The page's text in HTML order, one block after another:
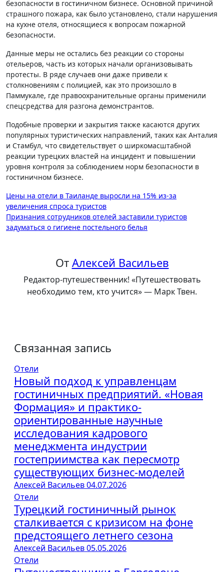
безопасности в гостиничном бизнесе. Основной причиной
страшного пожара, как было установлено, стали нарушения
на кухне отеля, относящиеся к вопросам пожарной
безопасности.
Данные меры не остались без реакции со стороны
отельеров, часть из которых начали организовывать
протесты. В ряде случаев они даже привели к
столкновениям с полицией, как это произошло в
Паммукале, где правоохранительные органы применили
спецсредства для разгона демонстрантов.
Подобные проверки и закрытия также касаются других
популярных туристических направлений, таких как Анталия
и Стамбул, что свидетельствует о ширкомасштабной
реакции турецких властей на инцидент и повышении
уровня контроля за соблюдением норм безопасности в
гостиничном бизнесе.
Навигация
по
записям
Цены на отели в Таиланде выросли на 15% из-за
увеличения спроса туристов
Признания сотрудников отелей заставили туристов
задуматься о гигиене постельного белья
От Алексей Васильев
Редактор-путешественник! «Путешествовать
необходимо тем, кто учится» — Марк Твен.
Связанная запись
Отели
Новый подход к управленцам
гостиничных предприятий. «Новая
Формация» и практико-
ориентированные научные
исследования кадрового
менеджмента индустрии
гостеприимства как пересмотр
существующих бизнес-моделей
Алексей Васильев04.07.2026
Отели
Турецкий гостиничный рынок
сталкивается с кризисом на фоне
предстоящего летнего сезона
Алексей Васильев05.05.2026
Отели